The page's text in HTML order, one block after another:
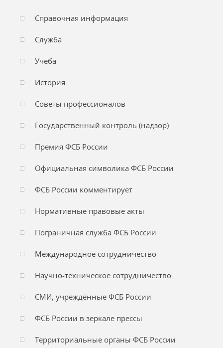
Справочная информация
Служба
Учеба
История
Советы профессионалов
Государственный контроль (надзор)
Премия ФСБ России
Официальная символика ФСБ России
ФСБ России комментирует
Нормативные правовые акты
Пограничная служба ФСБ России
Международное сотрудничество
Научно-техническое сотрудничество
СМИ, учреждённые ФСБ России
ФСБ России в зеркале прессы
Территориальные органы ФСБ России